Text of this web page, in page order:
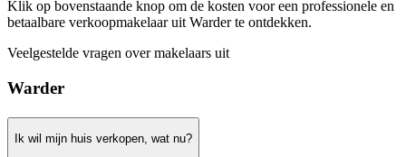
Klik op bovenstaande knop om de kosten voor een professionele en
betaalbare verkoopmakelaar uit Warder te ontdekken.
Veelgestelde vragen over makelaars uit
Warder
Ik wil mijn huis verkopen, wat nu?